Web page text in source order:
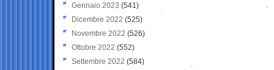
Gennaio 2023 (541)
Dicembre 2022 (525)
Novembre 2022 (526)
Ottobre 2022 (552)
Settembre 2022 (584)